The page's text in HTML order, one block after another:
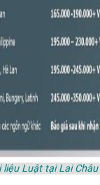
Luật tại Lai Châu